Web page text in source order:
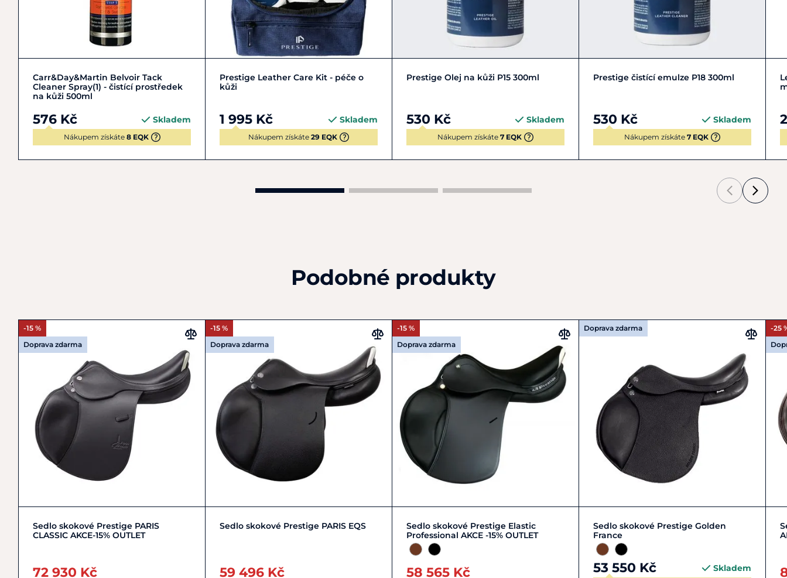
Do košíku
Carr&Day&Martin Belvoir Tack
Cleaner Spray(1) - čistící prostředek
na kůži 500ml
576 Kč Skladem
Nákupem získáte 8 EQK
Do košíku
Prestige Leather Care Kit - péče o
kůži
1 995 Kč Skladem
Nákupem získáte 29 EQK
Do košíku
Prestige Olej na kůži P15 300ml
530 Kč Skladem
Nákupem získáte 7 EQK
Do košíku
Prestige čistící emulze P18 300ml
530 Kč Skladem
Nákupem získáte 7 EQK
Podobné produkty
-15 %
Doprava zdarma
Zobrazit detail
Sedlo skokové Prestige PARIS
CLASSIC AKCE-15% OUTLET
72 930 Kč
-15 %
Doprava zdarma
Zobrazit detail
Sedlo skokové Prestige PARIS EQS
59 496 Kč
-15 %
Doprava zdarma
17" 18"
Sedlo skokové Prestige Elastic
Professional AKCE -15% OUTLET
58 565 Kč
Doprava zdarma
16" 17"
Sedlo skokové Prestige Golden
France
53 550 Kč Skladem
-25